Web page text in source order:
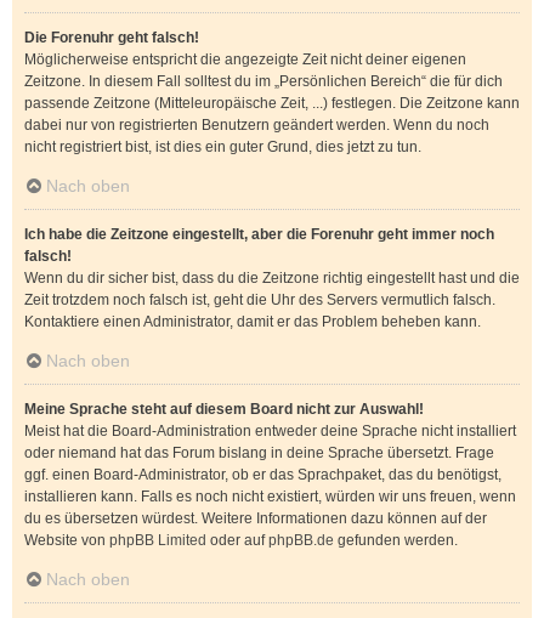
Die Forenuhr geht falsch!
Möglicherweise entspricht die angezeigte Zeit nicht deiner eigenen
Zeitzone. In diesem Fall solltest du im „Persönlichen Bereich“ die für dich
passende Zeitzone (Mitteleuropäische Zeit, ...) festlegen. Die Zeitzone kann
dabei nur von registrierten Benutzern geändert werden. Wenn du noch
nicht registriert bist, ist dies ein guter Grund, dies jetzt zu tun.
Nach oben
Ich habe die Zeitzone eingestellt, aber die Forenuhr geht immer noch
falsch!
Wenn du dir sicher bist, dass du die Zeitzone richtig eingestellt hast und die
Zeit trotzdem noch falsch ist, geht die Uhr des Servers vermutlich falsch.
Kontaktiere einen Administrator, damit er das Problem beheben kann.
Nach oben
Meine Sprache steht auf diesem Board nicht zur Auswahl!
Meist hat die Board-Administration entweder deine Sprache nicht installiert
oder niemand hat das Forum bislang in deine Sprache übersetzt. Frage
ggf. einen Board-Administrator, ob er das Sprachpaket, das du benötigst,
installieren kann. Falls es noch nicht existiert, würden wir uns freuen, wenn
du es übersetzen würdest. Weitere Informationen dazu können auf der
Website von phpBB Limited oder aufphpBB.de gefunden werden.
Nach oben